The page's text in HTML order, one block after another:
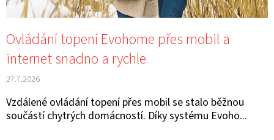
K
Ů
Ovládání topení Evohome přes mobil a
internet snadno a rychle
27.7.2026
Vzdálené ovládání topení přes mobil se stalo běžnou
součástí chytrých domácností. Díky systému Evoho...
E
N
A
J
Í